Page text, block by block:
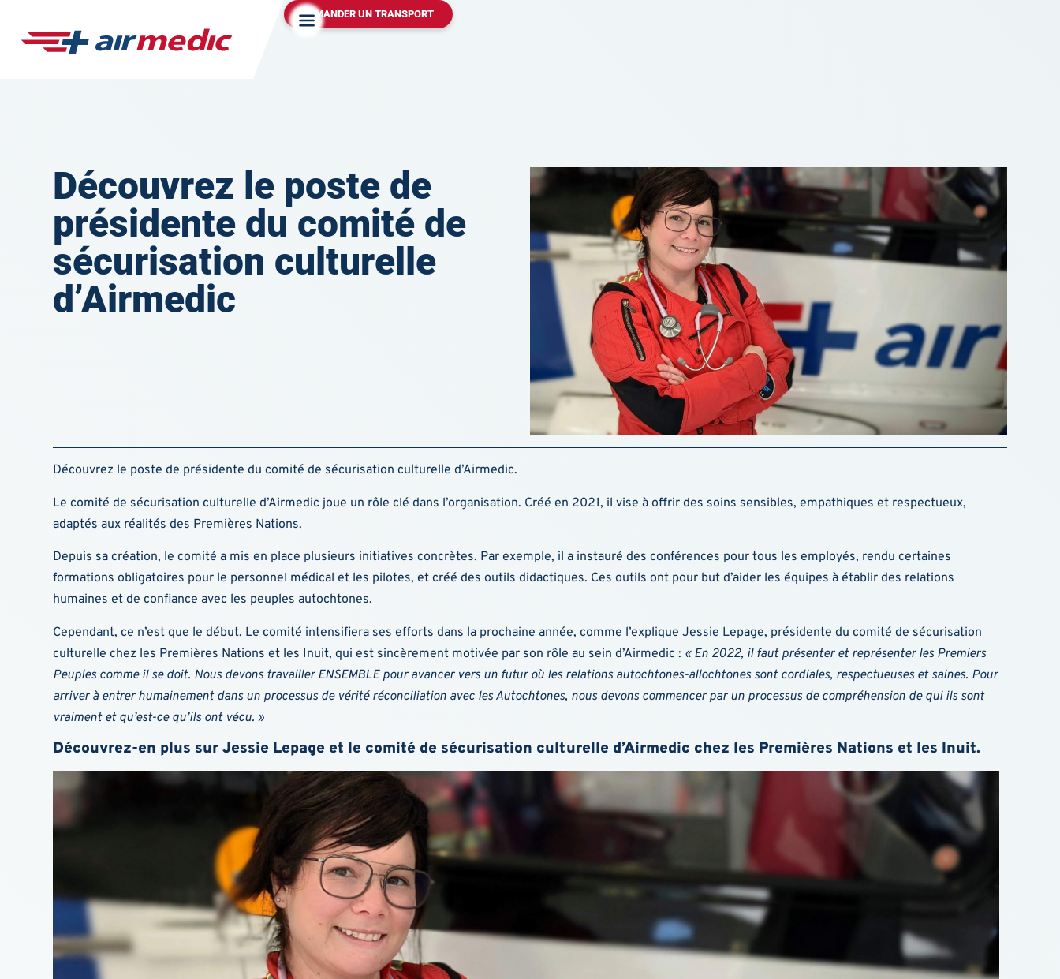
DEMANDER UN TRANSPORT
Découvrez le poste de
présidente du comité de
sécurisation culturelle
d’Airmedic
Découvrez le poste de présidente du comité de sécurisation culturelle d’Airmedic.
Le comité de sécurisation culturelle d’Airmedic joue un rôle clé dans l’organisation. Créé en 2021, il vise à offrir des soins sensibles, empathiques et respectueux,
adaptés aux réalités des Premières Nations.
Depuis sa création, le comité a mis en place plusieurs initiatives concrètes. Par exemple, il a instauré des conférences pour tous les employés, rendu certaines
formations obligatoires pour le personnel médical et les pilotes, et créé des outils didactiques. Ces outils ont pour but d’aider les équipes à établir des relations
humaines et de confiance avec les peuples autochtones.
Cependant, ce n’est que le début. Le comité intensifiera ses efforts dans la prochaine année, comme l’explique Jessie Lepage, présidente du comité de sécurisation
culturelle chez les Premières Nations et les Inuit, qui est sincèrement motivée par son rôle au sein d’Airmedic : « En 2022, il faut présenter et représenter les Premiers
Peuples comme il se doit. Nous devons travailler ENSEMBLE pour avancer vers un futur où les relations autochtones-allochtones sont cordiales, respectueuses et saines. Pour
arriver à entrer humainement dans un processus de vérité réconciliation avec les Autochtones, nous devons commencer par un processus de compréhension de qui ils sont
vraiment et qu’est-ce qu’ils ont vécu. »
Découvrez-en plus sur Jessie Lepage et le comité de sécurisation culturelle d’Airmedic chez les Premières Nations et les Inuit.